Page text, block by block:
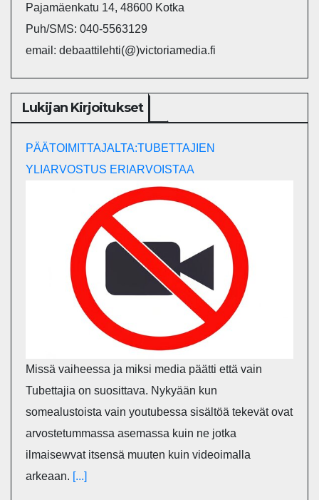
Pajamäenkatu 14, 48600 Kotka
Puh/SMS: 040-5563129
email: debaattilehti(@)victoriamedia.fi
Lukijan Kirjoitukset
PÄÄTOIMITTAJALTA:TUBETTAJIEN
YLIARVOSTUS ERIARVOISTAA
Missä vaiheessa ja miksi media päätti että vain
Tubettajia on suosittava. Nykyään kun
somealustoista vain youtubessa sisältöä tekevät ovat
arvostetummassa asemassa kuin ne jotka
ilmaisewvat itsensä muuten kuin videoimalla
arkeaan. [...]